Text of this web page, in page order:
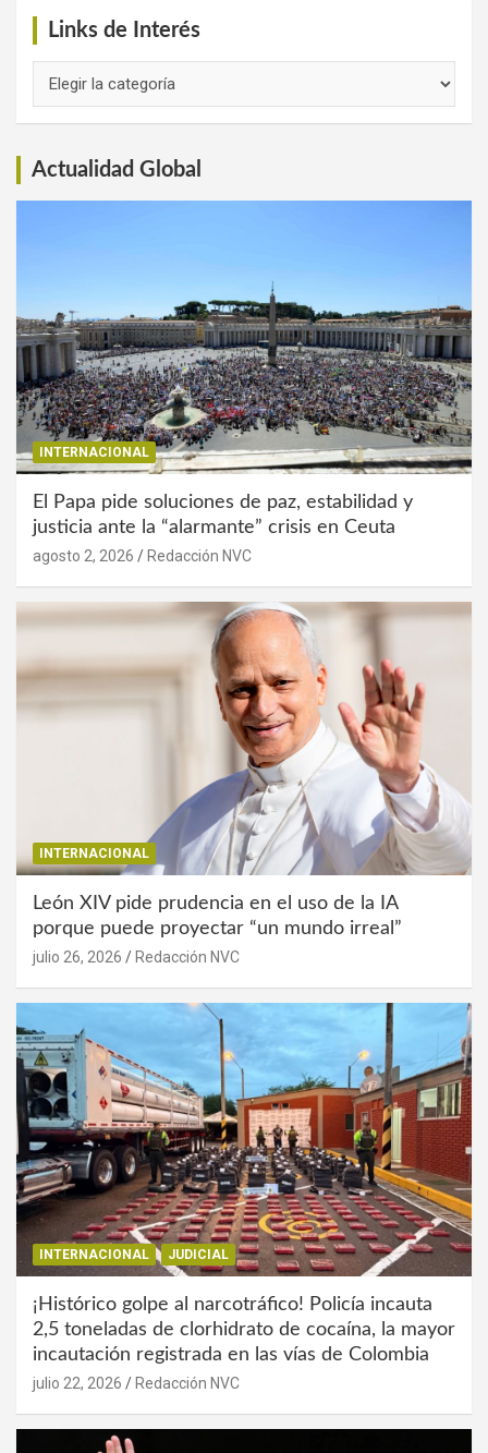
Links de Interés
Actualidad Global
INTERNACIONAL
El Papa pide soluciones de paz, estabilidad y
justicia ante la “alarmante” crisis en Ceuta
agosto 2, 2026 Redacción NVC
INTERNACIONAL
León XIV pide prudencia en el uso de la IA
porque puede proyectar “un mundo irreal”
julio 26, 2026 Redacción NVC
INTERNACIONAL JUDICIAL
¡Histórico golpe al narcotráfico! Policía incauta
2,5 toneladas de clorhidrato de cocaína, la mayor
incautación registrada en las vías de Colombia
julio 22, 2026 Redacción NVC